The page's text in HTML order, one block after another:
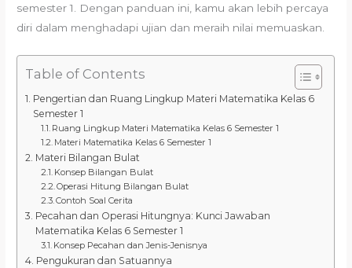
semester 1. Dengan panduan ini, kamu akan lebih percaya
diri dalam menghadapi ujian dan meraih nilai memuaskan.
Table of Contents
Pengertian dan Ruang Lingkup Materi Matematika Kelas 6
Semester 1
Ruang Lingkup Materi Matematika Kelas 6 Semester 1
Materi Matematika Kelas 6 Semester 1
Materi Bilangan Bulat
Konsep Bilangan Bulat
Operasi Hitung Bilangan Bulat
Contoh Soal Cerita
Pecahan dan Operasi Hitungnya: Kunci Jawaban
Matematika Kelas 6 Semester 1
Konsep Pecahan dan Jenis-Jenisnya
Pengukuran dan Satuannya